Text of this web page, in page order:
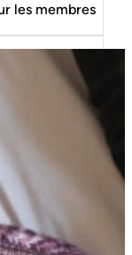
les membres